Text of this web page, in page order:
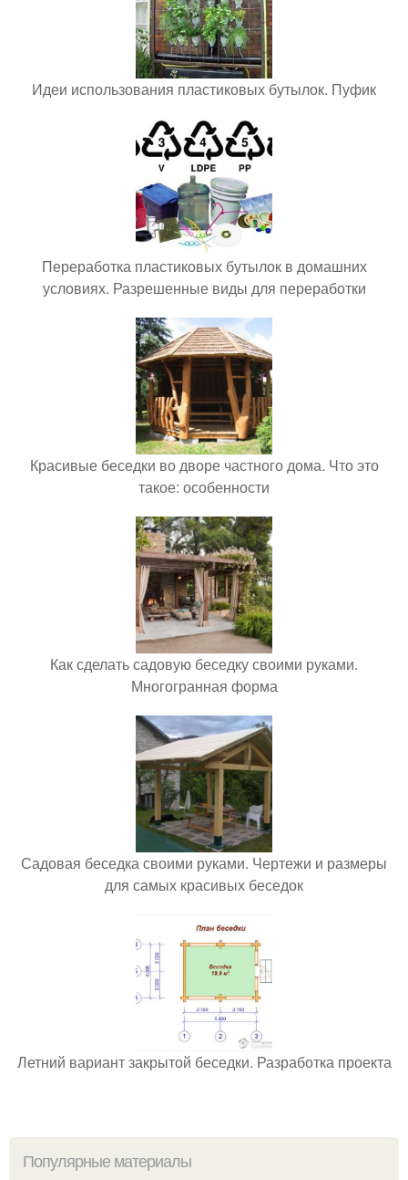
Идеи использования пластиковых бутылок. Пуфик
Переработка пластиковых бутылок в домашних
условиях. Разрешенные виды для переработки
Красивые беседки во дворе частного дома. Что это
такое: особенности
Как сделать садовую беседку своими руками.
Многогранная форма
Садовая беседка своими руками. Чертежи и размеры
для самых красивых беседок
Летний вариант закрытой беседки. Разработка проекта
Популярные материалы